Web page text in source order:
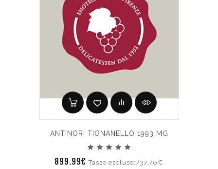
ANTINORI TIGNANELLO 1993 MG
899.99€Tasse escluse:737.70€